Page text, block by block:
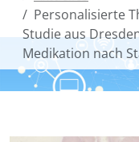
Personalisierte
Studie aus
Medikation nach